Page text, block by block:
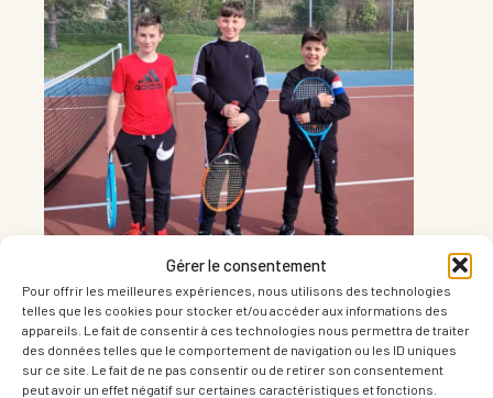
Gérer le consentement
Pour offrir les meilleures expériences, nous utilisons des technologies
telles que les cookies pour stocker et/ou accéder aux informations des
appareils. Le fait de consentir à ces technologies nous permettra de traiter
des données telles que le comportement de navigation ou les ID uniques
sur ce site. Le fait de ne pas consentir ou de retirer son consentement
peut avoir un effet négatif sur certaines caractéristiques et fonctions.
Informations